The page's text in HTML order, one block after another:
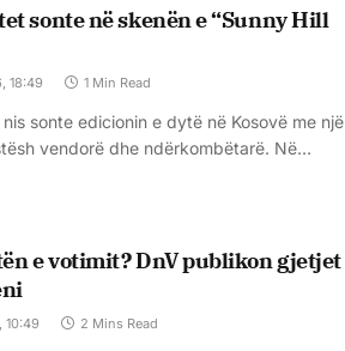
sonte në skenën e “Sunny Hill
18:49 1 Min Read
nis sonte edicionin e dytë në Kosovë me një
vendorë dhe ndërkombëtarë. Në…
e votimit? DnV publikon gjetjet
10:49 2 Mins Read